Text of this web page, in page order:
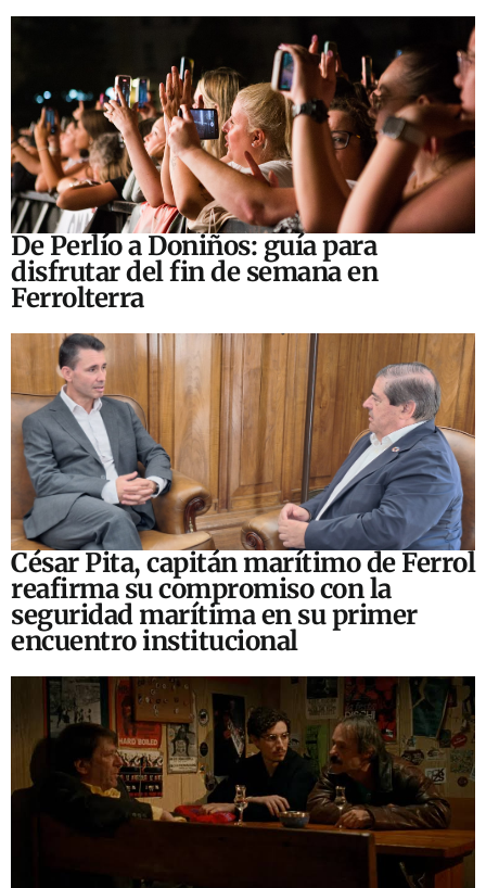
De Perlío a Doniños: guía para
disfrutar del fin de semana en
Ferrolterra
César Pita, capitán marítimo de Ferrol
reafirma su compromiso con la
seguridad marítima en su primer
encuentro institucional